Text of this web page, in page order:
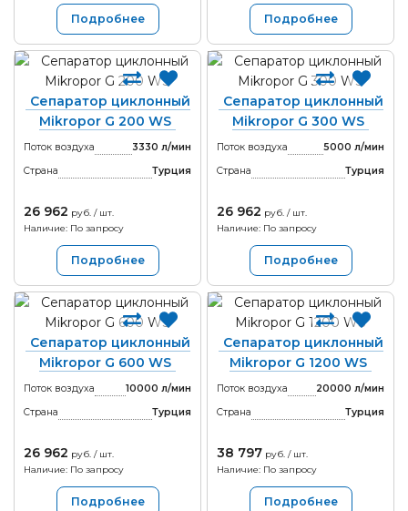
Подробнее Подробнее
Сепаратор циклонный
Mikropor G 200 WS
Поток воздуха
3330 л/мин
Страна
Турция
26 962 руб. / шт.
Наличие: По запросу
Подробнее
Сепаратор циклонный
Mikropor G 300 WS
Поток воздуха
5000 л/мин
Страна
Турция
26 962 руб. / шт.
Наличие: По запросу
Подробнее
Сепаратор циклонный
Mikropor G 600 WS
Поток воздуха
10000 л/мин
Страна
Турция
26 962 руб. / шт.
Наличие: По запросу
Подробнее
Сепаратор циклонный
Mikropor G 1200 WS
Поток воздуха
20000 л/мин
Страна
Турция
38 797 руб. / шт.
Наличие: По запросу
Подробнее